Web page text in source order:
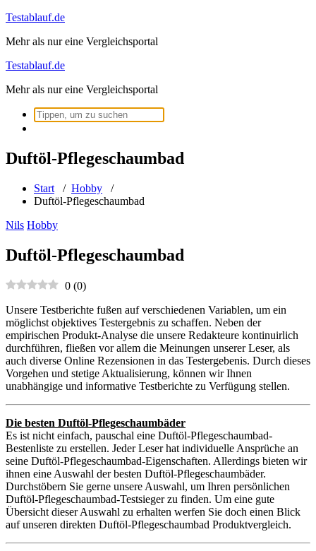
Zum
springen
Testablauf.de
Mehr als nur eine Vergleichsportal
Testablauf.de
Mehr als nur eine Vergleichsportal
Suchen
nach:
Duftöl-Pflegeschaumbad
Start / Hobby /
Duftöl-Pflegeschaumbad
Nils Hobby
Duftöl-Pflegeschaumbad
0 (0)
Unsere Testberichte fußen auf verschiedenen Variablen, um ein
möglichst objektives Testergebnis zu schaffen. Neben der
empirischen Produkt-Analyse die unsere Redakteure kontinuirlich
durchführen, fließen vor allem die Meinungen unserer Leser, als
auch diverse Online Rezensionen in das Testergebenis. Durch dieses
Vorgehen und stetige Aktualisierung, können wir Ihnen
unabhängige und informative Testberichte zu Verfügung stellen.
Die besten Duftöl-Pflegeschaumbäder
Es ist nicht einfach, pauschal eine Duftöl-Pflegeschaumbad-
Bestenliste zu erstellen. Jeder Leser hat individuelle Ansprüche an
seine Duftöl-Pflegeschaumbad-Eigenschaften. Allerdings bieten wir
ihnen eine Auswahl der besten Duftöl-Pflegeschaumbäder.
Durchstöbern Sie gerne unsere Auswahl, um Ihren persönlichen
Duftöl-Pflegeschaumbad-Testsieger zu finden. Um eine gute
Übersicht dieser Auswahl zu erhalten werfen Sie doch einen Blick
auf unseren direkten Duftöl-Pflegeschaumbad Produktvergleich.